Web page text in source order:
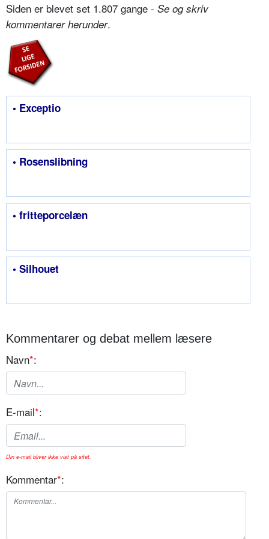
Siden er blevet set 1.807 gange - Se og skriv
kommentarer herunder.
• Exceptio
• Rosenslibning
• fritteporcelæn
• Silhouet
Kommentarer og debat mellem læsere
Navn*:
E-mail*:
Din e-mail bliver ikke vist på sitet.
Kommentar*: